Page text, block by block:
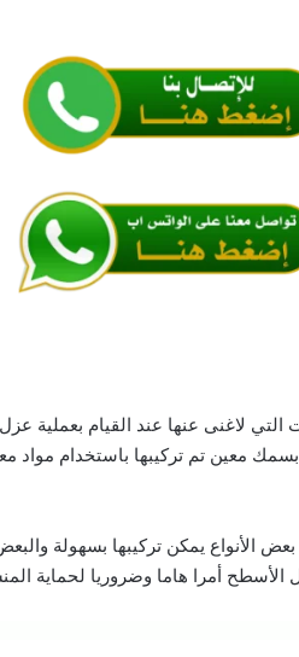
لاغنى عنها عند القيام بعملية
معين تم تركيبها باستخدام مواد
الأنواع يمكن تركيبها بسهولة والبعض
الأسطح أمرا هاما وضروريا لحماية